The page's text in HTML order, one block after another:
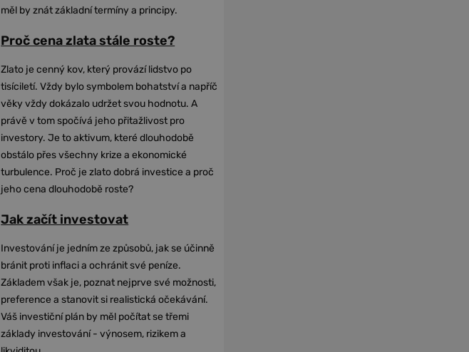
měl by znát základní termíny a principy.
Proč cena zlata stále roste?
Zlato je cenný kov, který provází lidstvo po
tisíciletí. Vždy bylo symbolem bohatství a napříč
věky vždy dokázalo udržet svou hodnotu. A
právě v tom spočívá jeho přitažlivost pro
investory. Je to aktivum, které dlouhodobě
obstálo přes všechny krize a ekonomické
turbulence. Proč je zlato dobrá investice a proč
jeho cena dlouhodobě roste?
Jak začít investovat
Investování je jedním ze způsobů, jak se účinně
bránit proti inflaci a ochránit své peníze.
Základem však je, poznat nejprve své možnosti,
preference a stanovit si realistická očekávání.
Váš investiční plán by měl počítat se třemi
základy investování - výnosem, rizikem a